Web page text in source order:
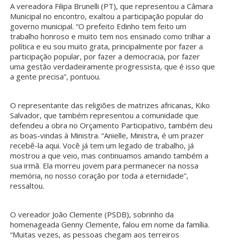
A vereadora Filipa Brunelli (PT), que representou a Câmara
Municipal no encontro, exaltou a participação popular do
governo municipal. “O prefeito Edinho tem feito um
trabalho honroso e muito tem nos ensinado como trilhar a
política e eu sou muito grata, principalmente por fazer a
participação popular, por fazer a democracia, por fazer
uma gestão verdadeiramente progressista, que é isso que
a gente precisa”, pontuou.
O representante das religiões de matrizes africanas, Kiko
Salvador, que também representou a comunidade que
defendeu a obra no Orçamento Participativo, também deu
as boas-vindas à Ministra. “Anielle, Ministra, é um prazer
recebê-la aqui. Você já tem um legado de trabalho, já
mostrou a que veio, mas continuamos amando também a
sua irmã. Ela morreu jovem para permanecer na nossa
memória, no nosso coração por toda a eternidade”,
ressaltou.
O vereador João Clemente (PSDB), sobrinho da
homenageada Genny Clemente, falou em nome da família.
“Muitas vezes, as pessoas chegam aos terreiros